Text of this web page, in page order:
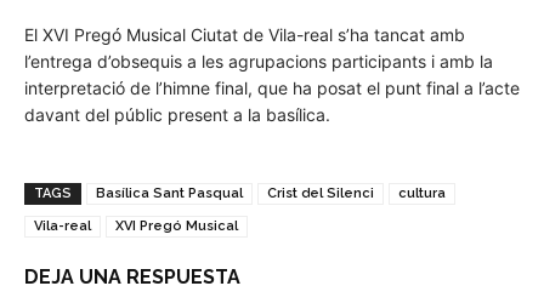
El XVI Pregó Musical Ciutat de Vila-real s’ha tancat amb
l’entrega d’obsequis a les agrupacions participants i amb la
interpretació de l’himne final, que ha posat el punt final a l’acte
davant del públic present a la basílica.
TAGS Basílica Sant Pasqual Crist del Silenci cultura
Vila-real XVI Pregó Musical
DEJA UNA RESPUESTA